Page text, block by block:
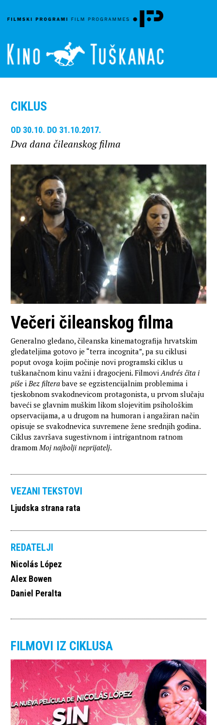
CIKLUS
OD 30.10. DO 31.10.2017.
Dva dana čileanskog filma
Večeri čileanskog filma
Generalno gledano, čileanska kinematografija hrvatskim
gledateljima gotovo je “terra incognita”, pa su ciklusi
poput ovoga kojim počinje novi programski ciklus u
tuškanačnom kinu važni i dragocjeni. FilmoviAndrés čita i
piše i Bez filterabave se egzistencijalnim problemima i
tjeskobnom svakodnevicom protagonista, u prvom slučaju
baveći se glavnim muškim likom slojevitim psihološkim
opservacijama, a u drugom na humoran i angažiran način
opisuje se svakodnevica suvremene žene srednjih godina.
Ciklus završava sugestivnom i intrigantnom ratnom
dramom Moj najbolji neprijatelj.
VEZANI TEKSTOVI
Ljudska strana rata
REDATELJI
Nicolás López
Alex Bowen
Daniel Peralta
FILMOVI IZ CIKLUSA